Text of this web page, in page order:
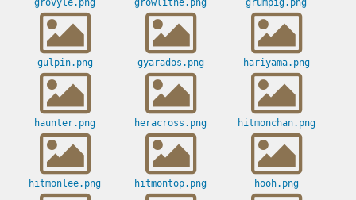
grovyle.png growlithe.png grumpig.png
gulpin.png gyarados.png hariyama.png
haunter.png heracross.png hitmonchan.png
hitmonlee.png hitmontop.png hooh.png